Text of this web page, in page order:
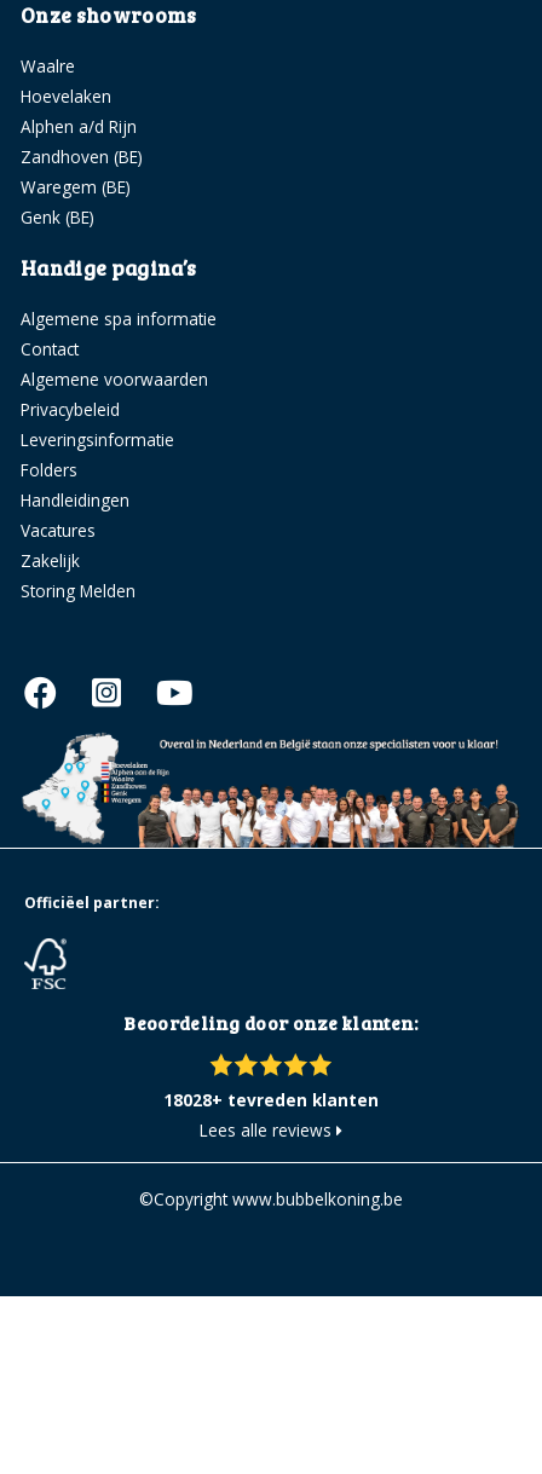
Onze showrooms
Waalre
Hoevelaken
Alphen a/d Rijn
Zandhoven (BE)
Waregem (BE)
Genk (BE)
Handige pagina’s
Algemene spa informatie
Contact
Algemene voorwaarden
Privacybeleid
Leveringsinformatie
Folders
Handleidingen
Vacatures
Zakelijk
Storing Melden
Beoordeling door onze klanten:
18028+ tevreden klanten
Lees alle reviews
Officiëel partner:
©Copyright www.bubbelkoning.be